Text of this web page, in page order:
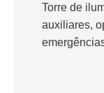
Torre de
auxiliares,